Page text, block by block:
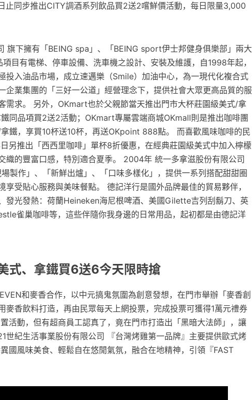
止同步推出CITY調酒系列飲品買2送2嚐鮮價活動，每日限量3,000
旗下擁有「BEING spa」、「BEING sport伊士邦健身俱樂部」兩大
目有電梯、停車設備、洗車機之設計、安裝及維護，自1998年起，
投入油品市場，成立速邁樂（Smile）加油中心，為一現代化複合式
企業集團的「三好一公道」經營理念下，提供社會大眾更高品質的服
需求。 另外，OKmart也於父親節當天推出門市大杯莊園級美式/拿
同品項買2送2活動；OKmart專屬雲端商城OKmall則是推出咖啡團
鐵，享買10杯送10杯，再送OKpoint 888點。 而喜歡風味咖啡的民
另推出「西西里咖啡」單杯8折優惠，在經典莊園級美式中加入檸檬
織的豐富口感，特別適合夏季。 2004年 統一多拿滋股份有限公司
製作」、「新鮮出爐」、「口味多樣化」，提供一系列搭配甜甜圈
享受貼心服務與美味餐點。 德記洋行是國外品牌最佳的貿易夥伴，
發光發熱：荷蘭Heineken海尼根啤酒、美國Gilette吉列刮鬍刀、英
雀巢咖啡等，這些伴隨你我身邊的日常用品，起初都是由德記洋
式、拿鐵買6送6今天限時搶
和麥香合作，以中元搞鬼氛圍為創意發想，在門市舉辦「麥香創
麥香飲料打造，再由民眾每天上網投票，完成投票可獲得1萬元禮券
活動，但有超商員工認真了，竟在門市打造出「黑暗大法師」，讓
世紀生活事業股份有限公司 『台灣烤雞第一品牌』主要提供歐式烤
國風味美食、輕鬆自在悠閒氣氛，融合在地精神，引領『FAST